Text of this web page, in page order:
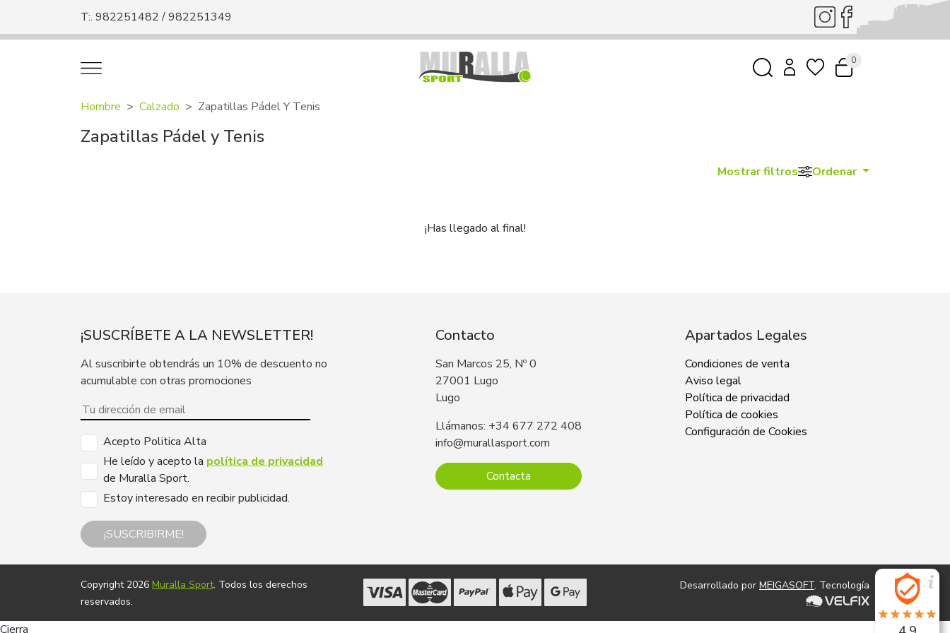
T:. 982251482 / 982251349
0
Hombre Calzado Zapatillas Pádel Y Tenis
Zapatillas Pádel y Tenis
Mostrar filtros Ordenar
¡Has llegado al final!
¡SUSCRÍBETE A LA NEWSLETTER!
Al suscribirte obtendrás un 10% de descuento no
acumulable con otras promociones
Acepto Politica Alta
He leído y acepto la política de privacidad
de Muralla Sport.
Estoy interesado en recibir publicidad.
¡SUSCRIBIRME!
Contacto
San Marcos 25, Nº 0
27001 Lugo
Lugo
Llámanos: +34 677 272 408
info@murallasport.com
Contacta
Apartados Legales
Condiciones de venta
Aviso legal
Política de privacidad
Política de cookies
Configuración de Cookies
Copyright 2026 Muralla Sport. Todos los derechos
reservados.
Desarrollado por MEIGASOFT. Tecnología
Cierra